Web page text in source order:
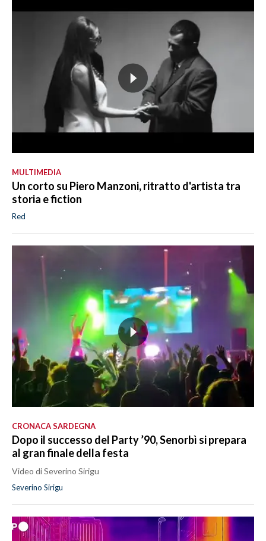
MULTIMEDIA
Un corto su Piero Manzoni, ritratto d'artista tra
storia e fiction
Red
CRONACA SARDEGNA
Dopo il successo del Party ’90, Senorbì si prepara
al gran finale della festa
Video di Severino Sirigu
Severino Sirigu